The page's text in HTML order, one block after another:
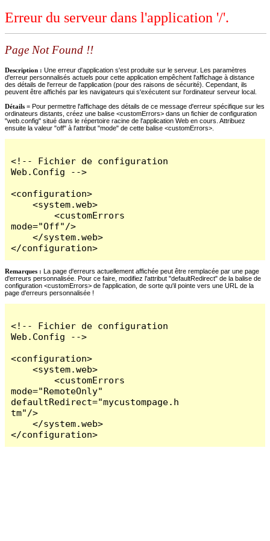
Erreur du serveur dans l'application '/'.
Page Not Found !!
Description : Une erreur d'application s'est produite sur le serveur. Les paramètres
d'erreur personnalisés actuels pour cette application empêchent l'affichage à distance
des détails de l'erreur de l'application (pour des raisons de sécurité). Cependant, ils
peuvent être affichés par les navigateurs qui s'exécutent sur l'ordinateur serveur local.
Détails = Pour permettre l'affichage des détails de ce message d'erreur spécifique sur les
ordinateurs distants, créez une balise <customErrors> dans un fichier de configuration
"web.config" situé dans le répertoire racine de l'application Web en cours. Attribuez
ensuite la valeur "off" à l'attribut "mode" de cette balise <customErrors>.
<!-- Fichier de configuration
Web.Config -->
<configuration>
    <system.web>
        <customErrors
mode="Off"/>
    </system.web>
</configuration>
Remarques : La page d'erreurs actuellement affichée peut être remplacée par une page
d'erreurs personnalisée. Pour ce faire, modifiez l'attribut "defaultRedirect" de la balise de
configuration <customErrors> de l'application, de sorte qu'il pointe vers une URL de la
page d'erreurs personnalisée !
<!-- Fichier de configuration
Web.Config -->
<configuration>
    <system.web>
        <customErrors
mode="RemoteOnly"
defaultRedirect="mycustompage.h
tm"/>
    </system.web>
</configuration>